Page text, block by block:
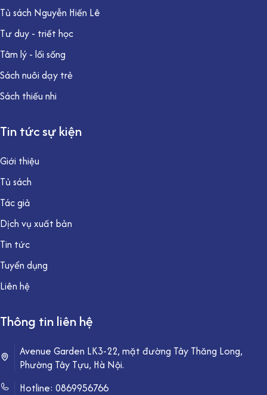
Tủ sách Nguyễn Hiến Lê
Tư duy - triết học
Tâm lý - lối sống
Sách nuôi dạy trẻ
Sách thiếu nhi
Tin tức sự kiện
Giới thiệu
Tủ sách
Tác giả
Dịch vụ xuất bản
Tin tức
Tuyển dụng
Liên hệ
Thông tin liên hệ
Avenue Garden LK3-22, mặt đường Tây Thăng Long,
Phường Tây Tựu, Hà Nội.
Hotline: 0869956766